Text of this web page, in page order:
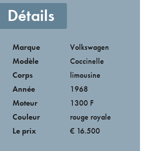
Détails
Marque
Volkswagen
Modèle
Coccinelle
Corps
limousine
Année
1968
Moteur
1300 F
Couleur
rouge royale
Le prix
€ 16.500